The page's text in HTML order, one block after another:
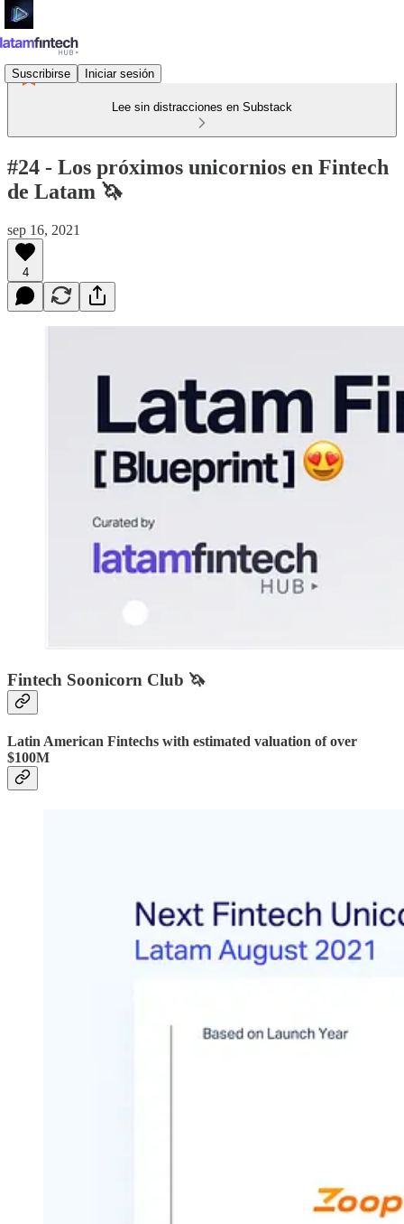
Suscribirse Iniciar sesión
Lee sin distracciones en Substack
#24 - Los próximos unicornios en Fintech
de Latam 🦄
sep 16, 2021
4
Fintech Soonicorn Club 🦄
Latin American Fintechs with estimated valuation of over
$100M